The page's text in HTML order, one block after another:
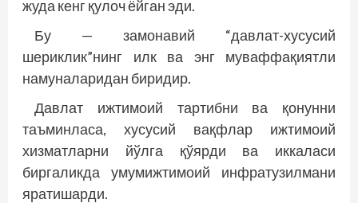
жуда кенг қулоч ёйган эди.
Бу — замонавий “давлат-хусусий
шериклик”нинг илк ва энг муваффақиятли
намуналаридан биридир.
Давлат ижтимоий тартибни ва қонунни
таъминласа, хусусий вақфлар ижтимоий
хизматларни йўлга қўярди ва иккаласи
биргаликда умумижтимоий инфратузилмани
яратишарди.